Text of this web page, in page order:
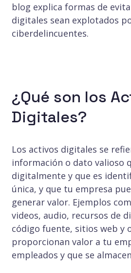
blog explica formas de
digitales sean explotados
ciberdelincuentes.
¿Qué son los
Digitales?
Los activos digitales se
información o dato valioso
digitalmente y que es
única, y que tu empresa
generar valor. Ejemplos
videos, audio, recursos de
código fuente, sitios web y
proporcionan valor a tu
empleados y que se